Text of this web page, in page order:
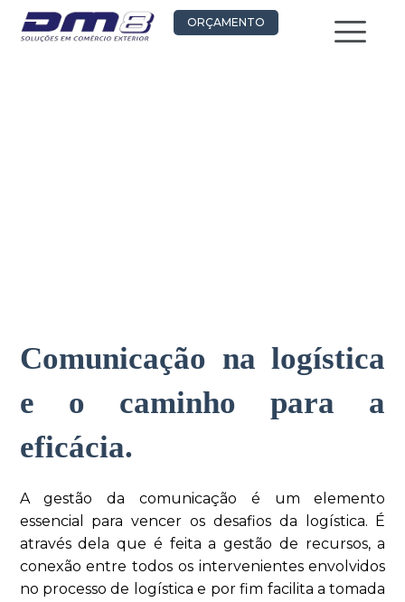
para
ORÇAMENTO
Comunicação na logística
e o caminho para a
eficácia.
A gestão da comunicação é um elemento
essencial para vencer os desafios da logística. É
através dela que é feita a gestão de recursos, a
conexão entre todos os intervenientes envolvidos
no processo de logística e por fim facilita a tomada